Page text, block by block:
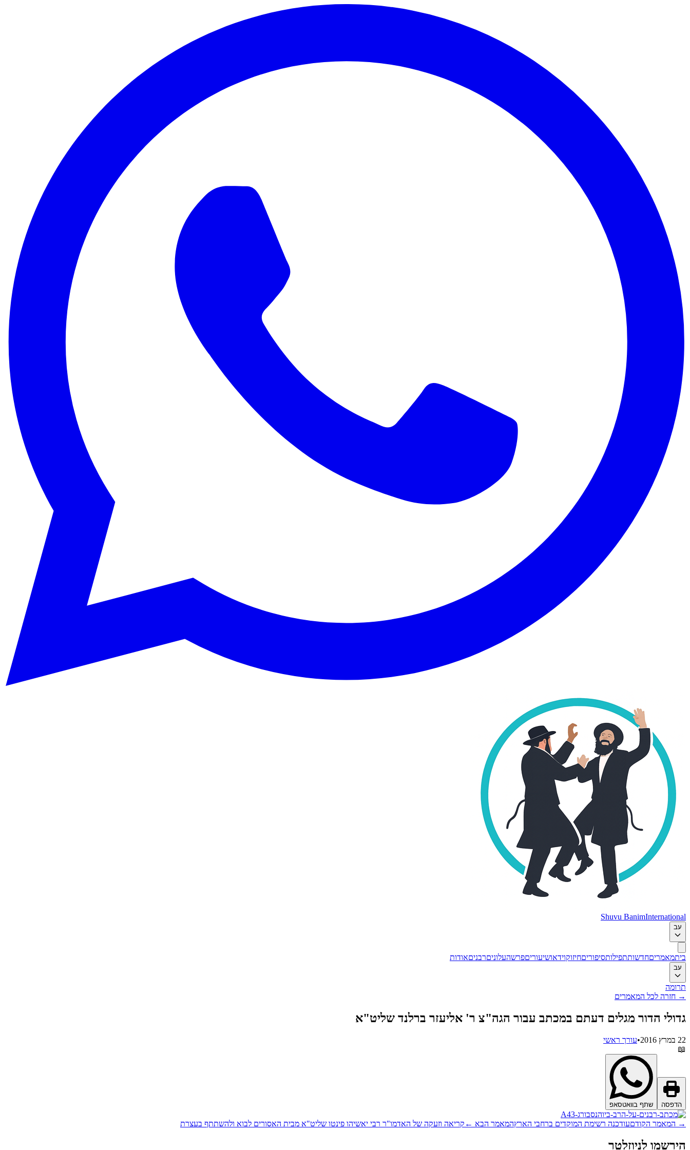
Shuvu BanimInternational
עב
ביתמאמריםחדשותתפילותסיפוריםחיזוקוידאושיעוריםפרשהעלוניםרבניםאודות
עב
תרומה
→ חזרה לכל המאמרים
גדולי הדור מגלים דעתם במכתב עבור הגה"צ ר' אליעזר ברלנד שליט"א
22 במרץ 2016 •עורך ראשי
📖
הדפסה שתף בוואטסאפ
→ המאמר הקודםעודכנה רשימת המוקדים ברחבי הארץהמאמר הבא ← קריאה וזעקה של האדמו"ר רבי יאשיהו פינטו שליט"א מבית האסורים לבוא ולהשתתף בעצרת
הירשמו לניוזלטר